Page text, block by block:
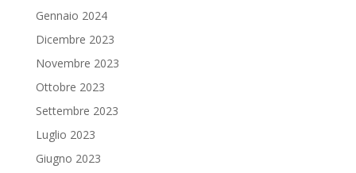
Gennaio 2024
Dicembre 2023
Novembre 2023
Ottobre 2023
Settembre 2023
Luglio 2023
Giugno 2023